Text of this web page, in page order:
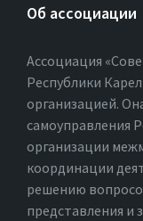
Об ассоциации
Ассоциация
Республики
организацией.
самоуправления
организации
координации
решению
представления и